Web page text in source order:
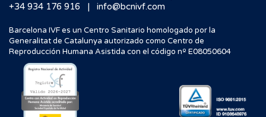
+34 934 176 916
| info@bcnivf.com
Barcelona IVF es un Centro Sanitario homologado por la
Generalitat de Catalunya autorizado como Centro de
Reproducción Humana Asistida con el código nº E08050604